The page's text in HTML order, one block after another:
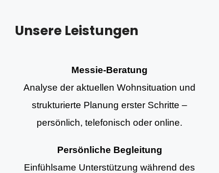
Unsere Leistungen
Messie-Beratung
Analyse der aktuellen Wohnsituation und
strukturierte Planung erster Schritte –
persönlich, telefonisch oder online.
Persönliche Begleitung
Einfühlsame Unterstützung während des